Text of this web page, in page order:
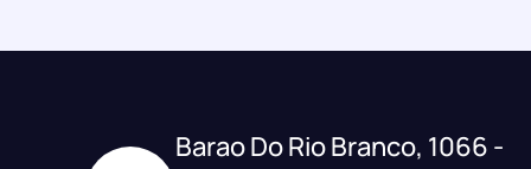
Barao Do Rio Branco, 1066 -